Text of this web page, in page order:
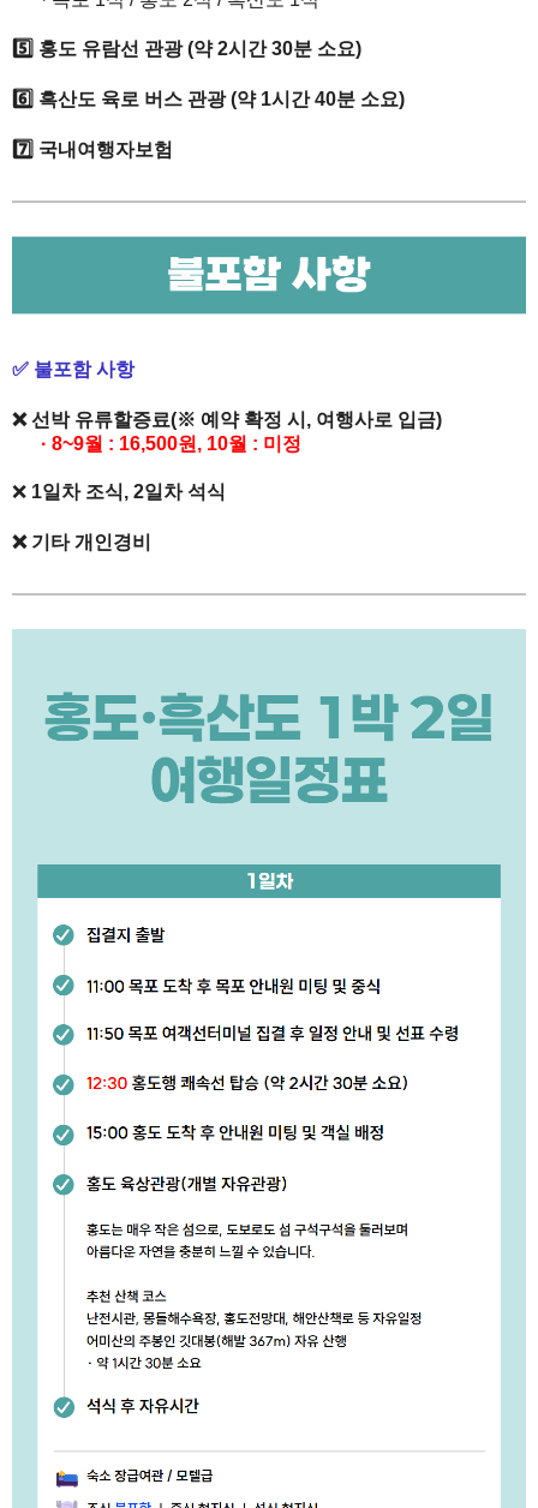
5️⃣ 홍도 유람선 관광 (약 2시간 30분 소요)
6️⃣ ​ 흑산도 육로 버스 관광 (약 1시간 40분 소요)
7️⃣ 국내여행자보험
✅ 불포함 사항
❌선박 유류할증료​(※ 예약 확정 시, 여행사로 입금)
· 8~9월 : 16,500원, 10월 : 미정
❌ 1일차 조식, 2일차 석식
❌ 기타 개인경비